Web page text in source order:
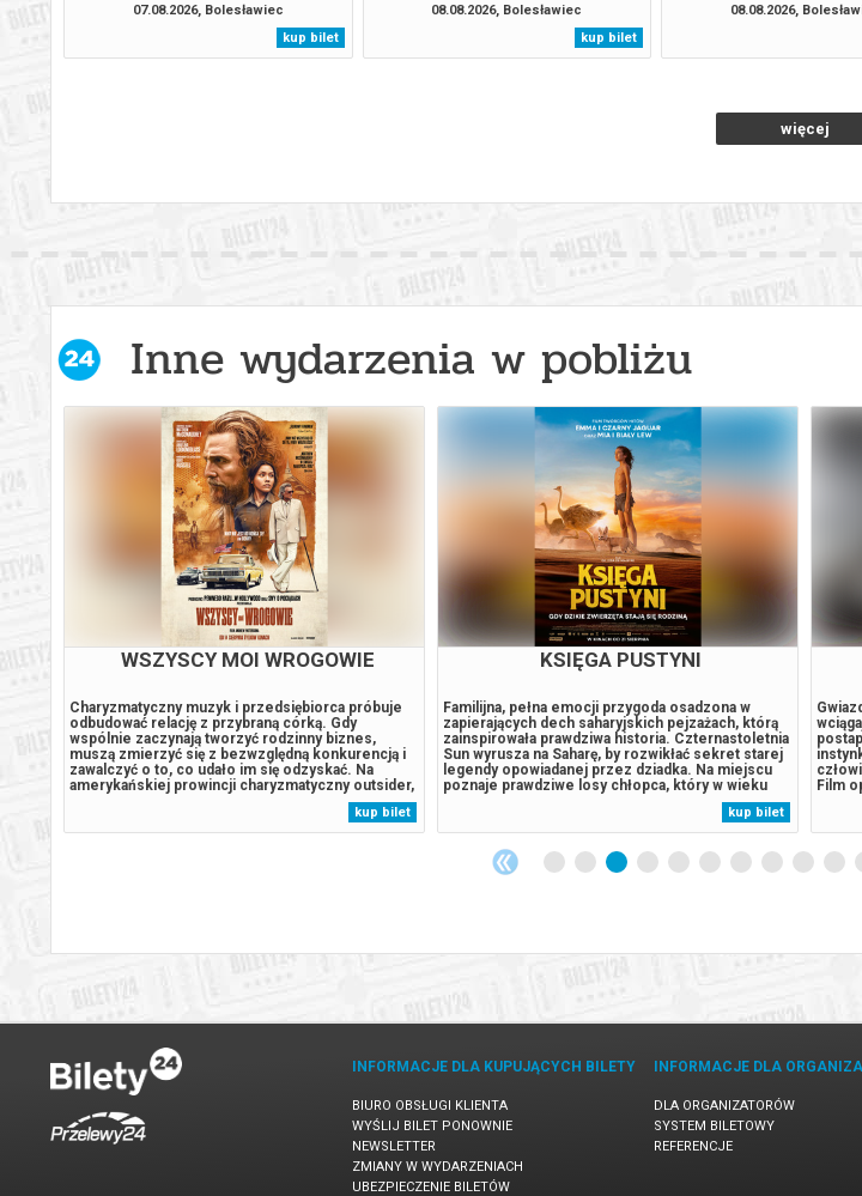
07.08.2026, Bolesławiec
kup bilet
08.08.2026, Bolesławiec
kup bilet
08.08.2026,
więcej
Inne wydarzenia w pobliżu
WSZYSCY MOI WROGOWIE
Charyzmatyczny muzyk i przedsiębiorca próbuje
odbudować relację z przybraną córką. Gdy
wspólnie zaczynają tworzyć rodzinny biznes,
muszą zmierzyć się z bezwzględną konkurencją i
zawalczyć o to, co udało im się odzyskać. Na
amerykańskiej prowincji charyzmatyczny outsider,
muzyk i przedsiębiorca tworzy wokół siebie
nietuzinkową społeczność. Gdy po latach do jego
życia wraca przybrana córka, pojawia się...
kup bilet
KSIĘGA PUSTYNI
Familijna, pełna emocji przygoda osadzona w
zapierających dech saharyjskich pejzażach, którą
zainspirowała prawdziwa historia. Czternastoletnia
Sun wyrusza na Saharę, by rozwikłać sekret starej
legendy opowiadanej przez dziadka. Na miejscu
poznaje prawdziwe losy chłopca, który w wieku
dwóch lat zaginął podczas potężnej burzy
piaskowej. Pozostawiony na pastwę pustyni,
zostaje cudownie ocalony przez...
kup bilet
Film
wraz
INFORMACJE DLA KUPUJĄCYCH BILETY
BIURO OBSŁUGI KLIENTA
WYŚLIJ BILET PONOWNIE
NEWSLETTER
ZMIANY W WYDARZENIACH
UBEZPIECZENIE BILETÓW
INFORMACJE DLA
DLA ORGANIZATORÓW
SYSTEM BILETOWY
REFERENCJE